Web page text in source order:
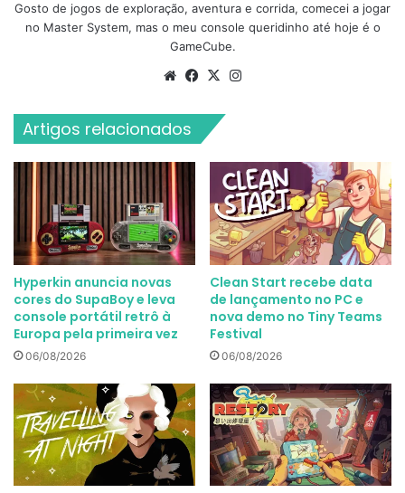
Gosto de jogos de exploração, aventura e corrida, comecei a jogar
no Master System, mas o meu console queridinho até hoje é o
GameCube.
WebsiteFacebook
X
Artigos relacionados
Hyperkin anuncia novas
cores do SupaBoy e leva
console portátil retrô à
Europa pela primeira vez
06/08/2026
Clean Start recebe data
de lançamento no PC e
nova demo no Tiny Teams
Festival
06/08/2026